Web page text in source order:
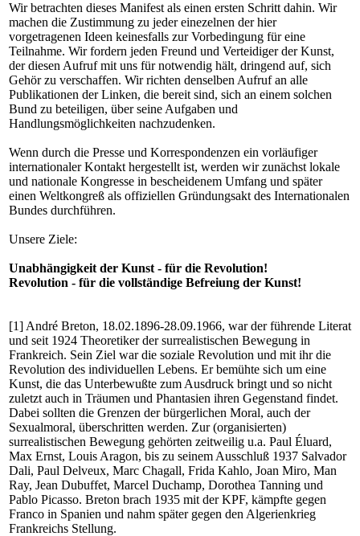
Wir betrachten dieses Manifest als einen ersten Schritt dahin. Wir
machen die Zustimmung zu jeder einezelnen der hier
vorgetragenen Ideen keinesfalls zur Vorbedingung für eine
Teilnahme. Wir fordern jeden Freund und Verteidiger der Kunst,
der diesen Aufruf mit uns für notwendig hält, dringend auf, sich
Gehör zu verschaffen. Wir richten denselben Aufruf an alle
Publikationen der Linken, die bereit sind, sich an einem solchen
Bund zu beteiligen, über seine Aufgaben und
Handlungsmöglichkeiten nachzudenken.
Wenn durch die Presse und Korrespondenzen ein vorläufiger
internationaler Kontakt hergestellt ist, werden wir zunächst lokale
und nationale Kongresse in bescheidenem Umfang und später
einen Weltkongreß als offiziellen Gründungsakt des Internationalen
Bundes durchführen.
Unsere Ziele:
Unabhängigkeit der Kunst - für die Revolution!
Revolution - für die vollständige Befreiung der Kunst!
[1] André Breton, 18.02.1896-28.09.1966, war der führende Literat
und seit 1924 Theoretiker der surrealistischen Bewegung in
Frankreich. Sein Ziel war die soziale Revolution und mit ihr die
Revolution des individuellen Lebens. Er bemühte sich um eine
Kunst, die das Unterbewußte zum Ausdruck bringt und so nicht
zuletzt auch in Träumen und Phantasien ihren Gegenstand findet.
Dabei sollten die Grenzen der bürgerlichen Moral, auch der
Sexualmoral, überschritten werden. Zur (organisierten)
surrealistischen Bewegung gehörten zeitweilig u.a. Paul Éluard,
Max Ernst, Louis Aragon, bis zu seinem Ausschluß 1937 Salvador
Dali, Paul Delveux, Marc Chagall, Frida Kahlo, Joan Miro, Man
Ray, Jean Dubuffet, Marcel Duchamp, Dorothea Tanning und
Pablo Picasso. Breton brach 1935 mit der KPF, kämpfte gegen
Franco in Spanien und nahm später gegen den Algerienkrieg
Frankreichs Stellung.